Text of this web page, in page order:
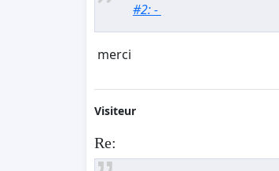
#2: -
merci
Visiteur
Re: